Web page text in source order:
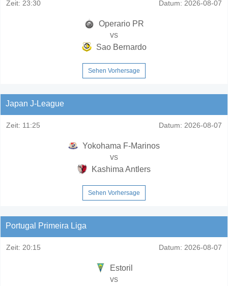
Zeit: 23:30 Datum: 2026-08-07
Operario PR
vs
Sao Bernardo
Sehen Vorhersage
Japan J-League
Zeit: 11:25 Datum: 2026-08-07
Yokohama F-Marinos
vs
Kashima Antlers
Sehen Vorhersage
Portugal Primeira Liga
Zeit: 20:15 Datum: 2026-08-07
Estoril
vs